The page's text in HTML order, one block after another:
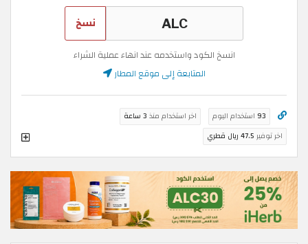
نسخ
انسخ الكود واستخدمه عند انهاء عملية الشراء
المتابعة إلى موقع المطار
93 استخدام اليوم اخر استخدام منذ 3 ساعة
اخر توفير 47.5 ريال قطري